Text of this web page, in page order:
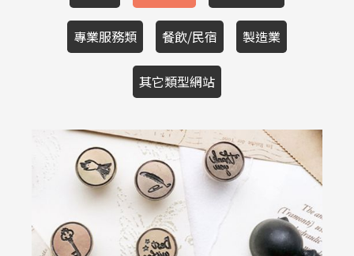
專業服務類 餐飲/民宿 製造業
其它類型網站